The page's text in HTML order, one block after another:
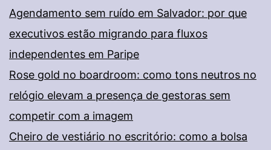
Agendamento sem ruído em Salvador: por que
executivos estão migrando para fluxos
independentes em Paripe
Rose gold no boardroom: como tons neutros no
relógio elevam a presença de gestoras sem
competir com a imagem
Cheiro de vestiário no escritório: como a bolsa